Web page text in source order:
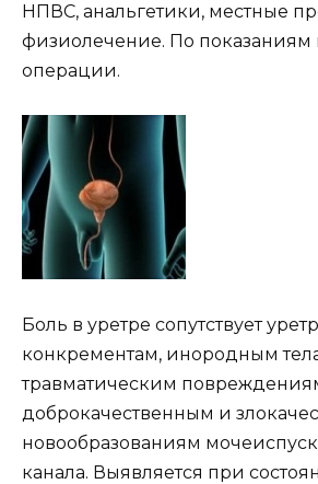
НПВС, анальгетики, местные
физиолечение. По показаниям
операции.
Боль в уретре сопутствует
конкрементам, инородным
травматическим
доброкачественным и
новообразованиям
канала. Выявляется при